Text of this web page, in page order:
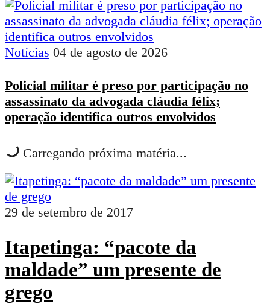
Notícias 04 de agosto de 2026
Policial militar é preso por participação no
assassinato da advogada cláudia félix;
operação identifica outros envolvidos
Carregando próxima matéria...
29 de setembro de 2017
Itapetinga: “pacote da
maldade” um presente de
grego